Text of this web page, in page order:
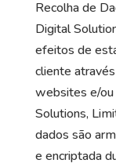
Recolha de
Digital
efeitos de
cliente
websites e/
Solutions,
dados são
e encriptada